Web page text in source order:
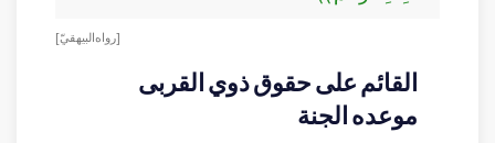
[رواه البيهقيّ ]
القائم على حقوق ذوي القربى
موعده الجنة